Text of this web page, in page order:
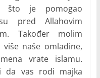
što je pomogao
pred Allahovim
Također molim
naše omladine,
vrate islamu.
da vas rodi majka